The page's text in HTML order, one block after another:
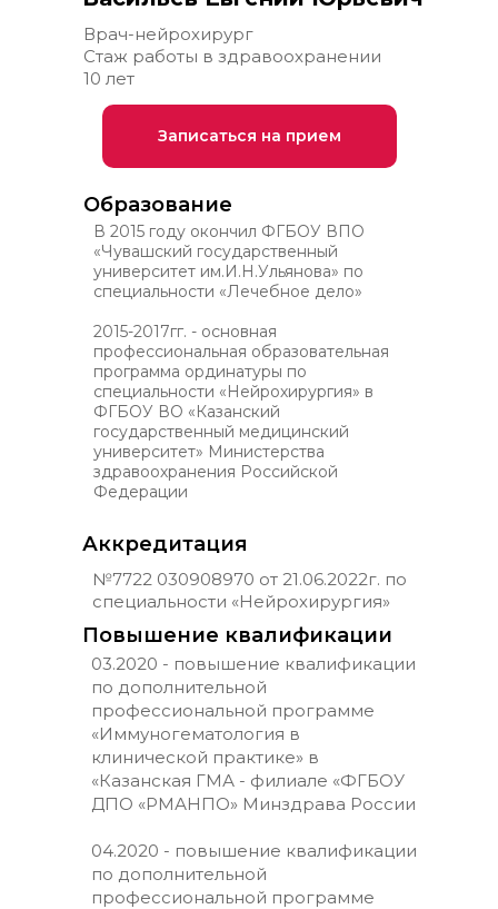
Записаться на прием
Врач-нейрохирург
Стаж работы в здравоохранении
10 лет
В 2015 году окончил ФГБОУ ВПО
«Чувашский государственный
университет им.И.Н.Ульянова» по
специальности «Лечебное дело»
2015-2017гг. - основная
профессиональная образовательная
программа ординатуры по
специальности «Нейрохирургия» в
ФГБОУ ВО «Казанский
государственный медицинский
университет» Министерства
здравоохранения Российской
Федерации
Образование
Аккредитация
№7722 030908970 от 21.06.2022г. по
специальности «Нейрохирургия»
Повышение квалификации
03.2020 - повышение квалификации
по дополнительной
профессиональной программе
«Иммуногематология в
клинической практике» в
«Казанская ГМА - филиале «ФГБОУ
ДПО «РМАНПО» Минздрава России
04.2020 - повышение квалификации
по дополнительной
профессиональной программе